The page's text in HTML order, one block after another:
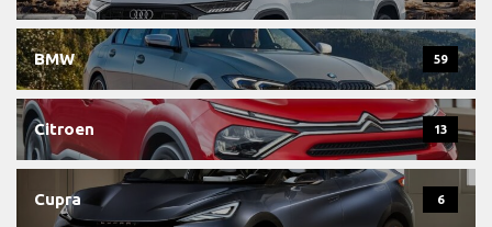
BMW 59
Citroen 13
Cupra 6